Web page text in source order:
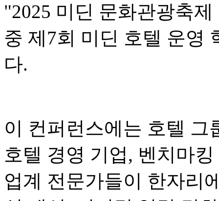
"2025 미딘 문화관광축
중 제7회 미딘 호텔 운영
다.
이 컨퍼런스에는 호텔 그
호텔 경영 기업, 벤치마
업계 전문가들이 한자리